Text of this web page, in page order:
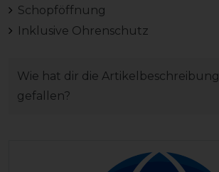
Schopföffnung
Inklusive Ohrenschutz
Wie hat dir die Artikelbeschreibung
gefallen?